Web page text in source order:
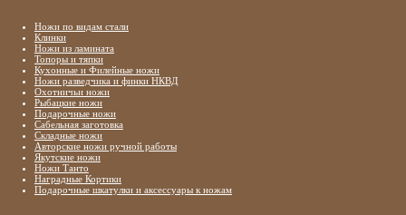
Ножи по видам стали
Клинки
Ножи из ламината
Топоры и тяпки
Кухонные и Филейные ножи
Ножи разведчика и финки НКВД
Охотничьи ножи
Рыбацкие ножи
Подарочные ножи
Сабельная заготовка
Складные ножи
Авторские ножи ручной работы
Якутские ножи
Ножи Танто
Наградные Кортики
Подарочные шкатулки и аксессуары к ножам